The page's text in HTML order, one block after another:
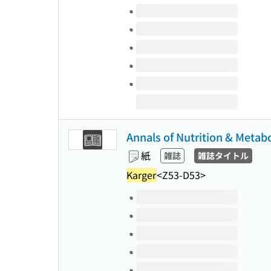
このタイトルの巻号
Annals of Nutrition &
紙 雑誌 雑誌タイトル
Karger<Z53-D53>
このタイトルの巻号